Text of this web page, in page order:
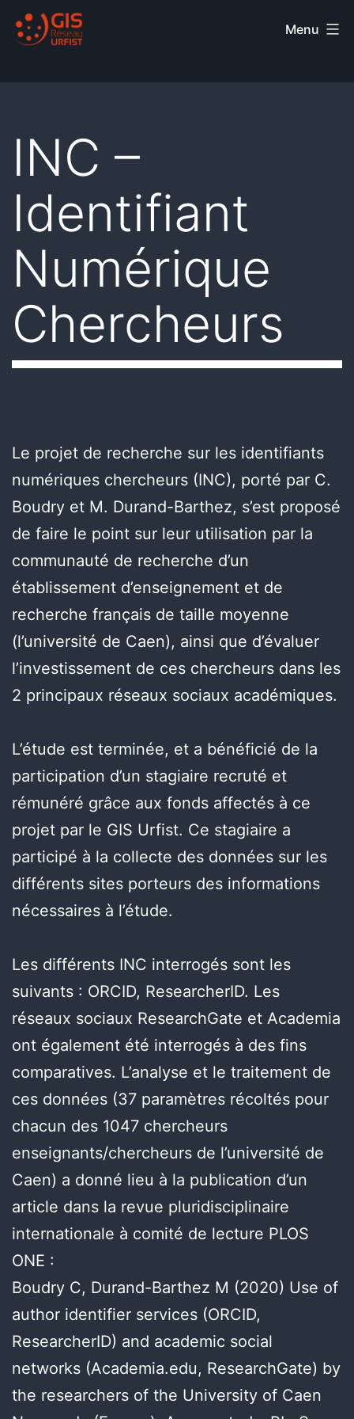
Menu
INC –
Identifiant
Numérique
Chercheurs
Le projet de recherche sur les identifiants
numériques chercheurs (INC), porté par C.
Boudry et M. Durand-Barthez, s’est proposé
de faire le point sur leur utilisation par la
communauté de recherche d’un
établissement d’enseignement et de
recherche français de taille moyenne
(l’université de Caen), ainsi que d’évaluer
l’investissement de ces chercheurs dans les
2 principaux réseaux sociaux académiques.
L’étude est terminée, et a bénéficié de la
participation d’un stagiaire recruté et
rémunéré grâce aux fonds affectés à ce
projet par le GIS Urfist. Ce stagiaire a
participé à la collecte des données sur les
différents sites porteurs des informations
nécessaires à l’étude.
Les différents INC interrogés sont les
suivants : ORCID, ResearcherID. Les
réseaux sociaux ResearchGate et Academia
ont également été interrogés à des fins
comparatives. L’analyse et le traitement de
ces données (37 paramètres récoltés pour
chacun des 1047 chercheurs
enseignants/chercheurs de l’université de
Caen) a donné lieu à la publication d’un
article dans la revue pluridisciplinaire
internationale à comité de lecture PLOS
ONE :
Boudry C, Durand-Barthez M (2020) Use of
author identifier services (ORCID,
ResearcherID) and academic social
networks (Academia.edu, ResearchGate) by
the researchers of the University of Caen